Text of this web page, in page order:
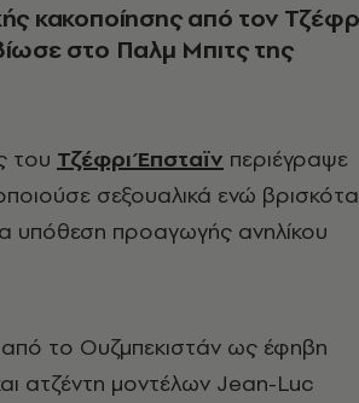
κακοποίησης από τον
στο Παλμ Μπιτς της
του Τζέφρι Έπσταϊν περιέγραψε
σεξουαλικά ενώ
υπόθεση προαγωγής ανηλίκου
το Ουζμπεκιστάν ως έφηβη
ατζέντη μοντέλων Jean-Luc